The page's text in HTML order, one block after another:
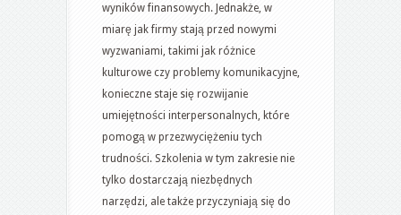
wyników finansowych. Jednakże, w
miarę jak firmy stają przed nowymi
wyzwaniami, takimi jak różnice
kulturowe czy problemy komunikacyjne,
konieczne staje się rozwijanie
umiejętności interpersonalnych, które
pomogą w przezwyciężeniu tych
trudności. Szkolenia w tym zakresie nie
tylko dostarczają niezbędnych
narzędzi, ale także przyczyniają się do